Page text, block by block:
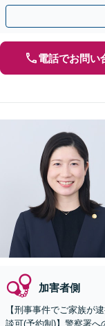
小限に抑えます。【初
電話でお問い
加害者側
【刑事事件でご家族が
談可(予約制)】警察署へ